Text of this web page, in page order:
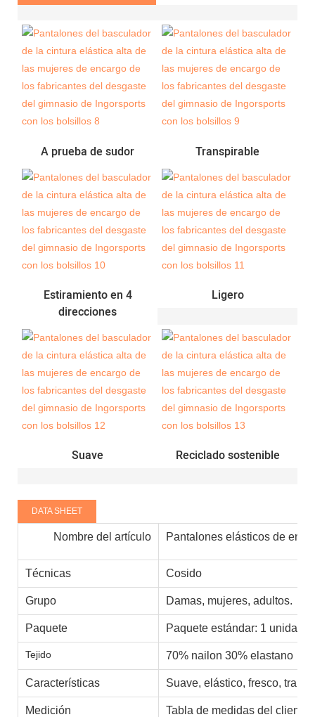
A prueba de sudor Transpirable
Estiramiento en 4
direcciones
Ligero
Suave Reciclado sostenible
DATA SHEET
Nombre del artículo Pantalones elásticos de
Técnicas Cosido
Grupo Damas, mujeres, adultos.
Paquete Paquete estándar: 1 unidad/
Tejido 70% nailon 30% elastano
Características Suave, elástico, fresco,
Medición Tabla de medidas del